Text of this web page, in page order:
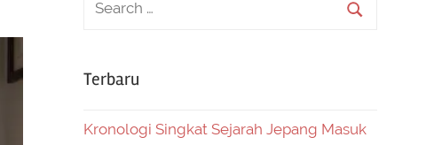
Terbaru
Kronologi Singkat Sejarah Jepang Masuk